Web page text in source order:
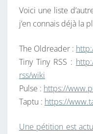
Voici une liste
j’en connais déjà la
The Oldreader :
Tiny Tiny RSS :
rss/wiki
Pulse : https://
Taptu : https://
Une pétition est